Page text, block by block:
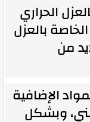
الحراري
بالعزل
من
الإضافية
وبشكل